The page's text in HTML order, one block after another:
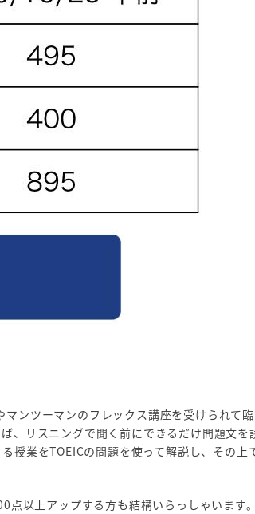
ンツーマンのフレックス講座を受けられて
、リスニングで聞く前にできるだけ問題文を
授業をTOEICの問題を使って解説し、その上
以上アップする方も結構いらっしゃいます